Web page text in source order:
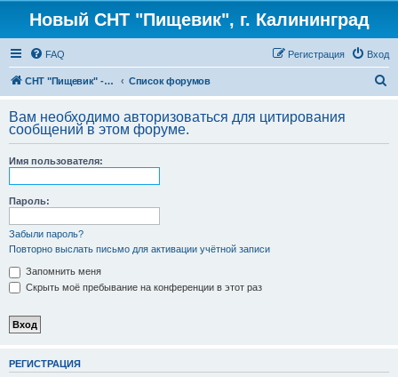
Новый СНТ "Пищевик", г. Калининград
FAQ Вход
Регистрация
СНТ "Пищевик" - возвращение на Главную страницу Список форумов
с
Вам необходимо авторизоваться для цитирования
сообщений в этом форуме.
Имя пользователя:
Пароль:
Забыли пароль?
Повторно выслать письмо для активации учётной записи
Запомнить меня
Скрыть моё пребывание на конференции в этот раз
РЕГИСТРАЦИЯ